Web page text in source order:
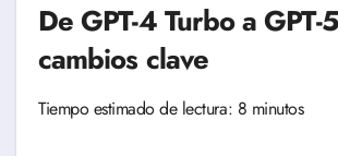
De GPT-4 Turbo a GPT-
cambios clave
Tiempo estimado de lectura: 8 minutos